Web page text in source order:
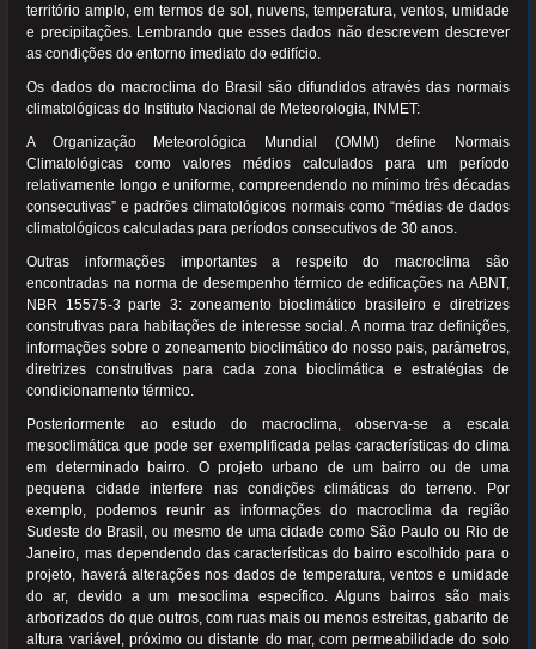
território amplo, em termos de sol, nuvens, temperatura, ventos, umidade
e precipitações. Lembrando que esses dados não descrevem descrever
as condições do entorno imediato do edifício.
Os dados do macroclima do Brasil são difundidos através das normais
climatológicas do Instituto Nacional de Meteorologia, INMET:
A Organização Meteorológica Mundial (OMM) define Normais
Climatológicas como valores médios calculados para um período
relativamente longo e uniforme, compreendendo no mínimo três décadas
consecutivas” e padrões climatológicos normais como “médias de dados
climatológicos calculadas para períodos consecutivos de 30 anos.
Outras informações importantes a respeito do macroclima são
encontradas na norma de desempenho térmico de edificações na ABNT,
NBR 15575-3 parte 3: zoneamento bioclimático brasileiro e diretrizes
construtivas para habitações de interesse social. A norma traz definições,
informações sobre o zoneamento bioclimático do nosso pais, parâmetros,
diretrizes construtivas para cada zona bioclimática e estratégias de
condicionamento térmico.
Posteriormente ao estudo do macroclima, observa-se a escala
mesoclimática que pode ser exemplificada pelas características do clima
em determinado bairro. O projeto urbano de um bairro ou de uma
pequena cidade interfere nas condições climáticas do terreno. Por
exemplo, podemos reunir as informações do macroclima da região
Sudeste do Brasil, ou mesmo de uma cidade como São Paulo ou Rio de
Janeiro, mas dependendo das características do bairro escolhido para o
projeto, haverá alterações nos dados de temperatura, ventos e umidade
do ar, devido a um mesoclima específico. Alguns bairros são mais
arborizados do que outros, com ruas mais ou menos estreitas, gabarito de
altura variável, próximo ou distante do mar, com permeabilidade do solo